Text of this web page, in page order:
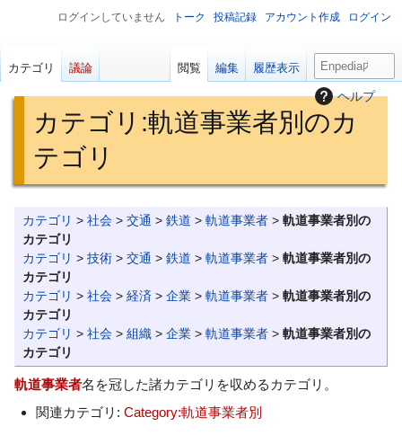
ヘルプ
カテゴリ :軌道事業者別のカ
テゴリ
ナ
ビ
ゲ
ー
シ
ョ
に
移
動
検
索
に
移
動
カテゴリ >社会 >交通 >鉄道 >軌道事業者 >軌道事業者別の
カテゴリ
カテゴリ >技術 >交通 >鉄道 >軌道事業者 >軌道事業者別の
カテゴリ
カテゴリ >社会 >経済 >企業 >軌道事業者 >軌道事業者別の
カテゴリ
カテゴリ >社会 >組織 >企業 >軌道事業者 >軌道事業者別の
カテゴリ
軌道事業者名を冠した諸カテゴリを収めるカテゴリ。
関連カテゴリ:Category:軌道事業者別
ログインしていません トーク 投稿記録 アカウント作成 ログイン
カテゴリ 議論 閲覧 編集 履歴表示
検
索